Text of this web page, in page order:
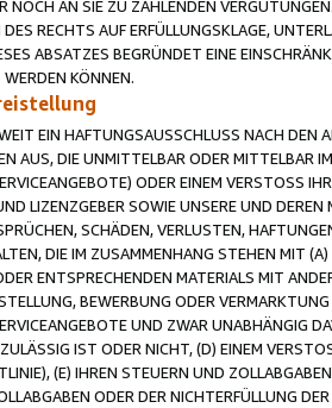
NOCH AN SIE ZU ZAHLENDEN
DES RECHTS AUF ERFÜLLUNGSKLAGE,
ABSATZES BEGRÜNDET EINE
KÖNNEN.
EIN HAFTUNGSAUSSCHLUSS NACH DEN
AUS, DIE UNMITTELBAR ODER MITTELBAR
ODER EINEM VERSTOSS
LIZENZGEBER SOWIE UNSERE UND
SCHÄDEN, VERLUSTEN,
DIE IM ZUSAMMENHANG STEHEN MIT
ENTSPRECHENDEN MATERIALS MIT
BEWERBUNG ODER
UND ZWAR UNABHÄNGIG
IST ODER NICHT, (D) EINEM
(E) IHREN STEUERN UND
ODER DER NICHTERFÜLLUNG